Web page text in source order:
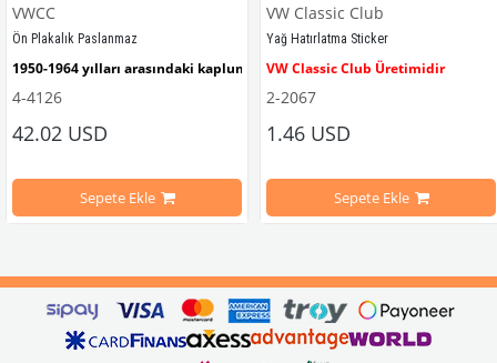
sürüş esnasında doğrudan gelen güneş ışığını keserek görüş
Ghia Modelleri İle Uyumludur
VWCC
Ön Plakalık Paslanmaz
1950-1964 yılları arasındaki kaplumbağa modelleri ile uyumludur.
VWC Parça No: 4-4126
4-4126
42.02 USD
Sepete Ekle
VW Classic Club
Yağ Hatırlatma Sticker
VW Classic Club Üretimidir
1960-1967 Yılları Arasındaki T1
2-2067
1.46 USD
Sepete Ekle